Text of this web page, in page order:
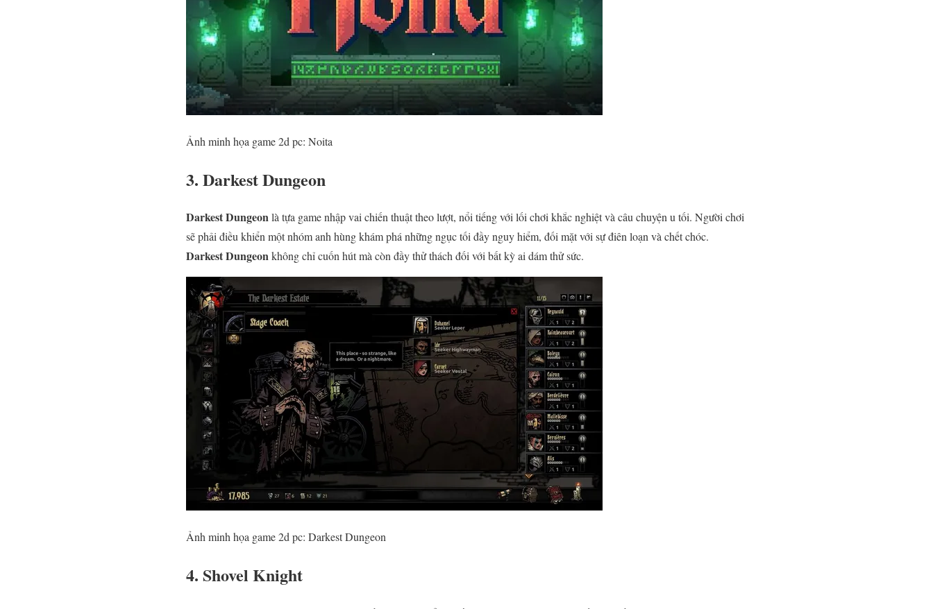
Ảnh minh họa game 2d pc: Noita
3. Darkest Dungeon
Darkest Dungeonlà tựa game nhập vai chiến thuật theo lượt, nổi tiếng với lối chơi khắc nghiệt và câu chuyện u tối. Người chơi
sẽ phải điều khiển một nhóm anh hùng khám phá những ngục tối đầy nguy hiểm, đối mặt với sự điên loạn và chết chóc.
Darkest Dungeonkhông chỉ cuốn hút mà còn đầy thử thách đối với bất kỳ ai dám thử sức.
Ảnh minh họa game 2d pc: Darkest Dungeon
4. Shovel Knight